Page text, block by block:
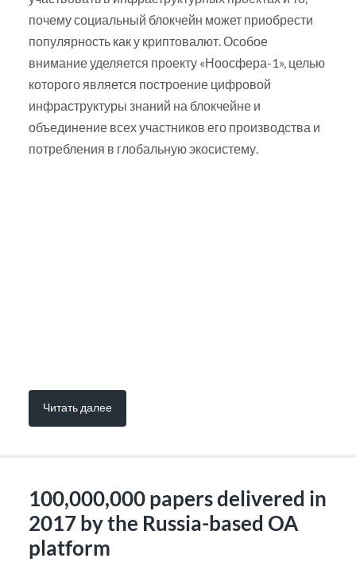
почему социальный блокчейн может приобрести
популярность как у криптовалют. Особое
внимание уделяется проекту «Ноосфера-1», целью
которого является построение цифровой
инфраструктуры знаний на блокчейне и
объединение всех участников его производства и
потребления в глобальную экосистему.
Читать далее
100,000,000 papers delivered in
2017 by the Russia-based OA
platform